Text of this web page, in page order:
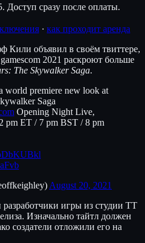
Доступ сразу после оплаты.
· как проходит аренда
объявил в своём твиттере,
2021 раскроют больше
The Skywalker Saga.
world premiere new look at
Saga
Opening Night Live,
pm ET / 7 pm BST / 8 pm
August 20, 2021
разработчики игры из студии TT
Изначально тайтл должен
создатели отложили его на